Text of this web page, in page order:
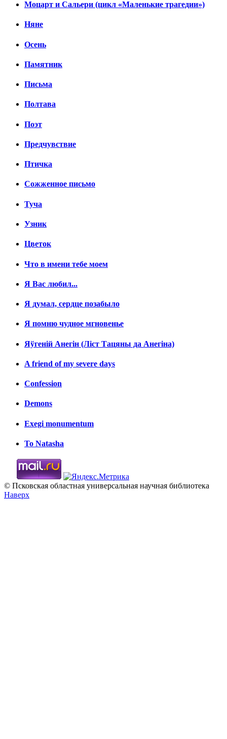
Моцарт и Сальери (цикл «Маленькие трагедии»)
Няне
Осень
Памятник
Письма
Полтава
Поэт
Предчувствие
Птичка
Сожженное письмо
Туча
Узник
Цветок
Что в имени тебе моем
Я Вас любил...
Я думал, сердце позабыло
Я помню чудное мгновенье
Яўгенiй Анегін (Лiст Тацяны да Анегiна)
A friend of my severe days
Confession
Demons
Exegi monumentum
To Natasha
© Псковская областная универсальная научная библиотека
Наверх